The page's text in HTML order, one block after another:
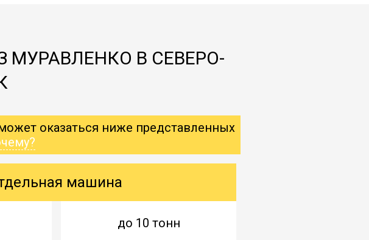
МУРАВЛЕНКО В СЕВЕРО-
оказаться ниже представленных
машина
до 10 тонн